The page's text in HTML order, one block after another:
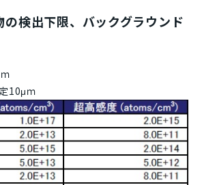
検出下限、バックグラウンド
10μｍ